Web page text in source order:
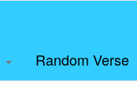
Random Verse